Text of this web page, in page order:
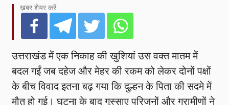
ख़बर शेयर करें
उत्तराखंड में एक निकाह की खुशियां उस वक्त मातम में
बदल गईं जब दहेज और मेहर की रकम को लेकर दोनों पक्षों
के बीच विवाद इतना बढ़ गया कि दुल्हन के पिता की सदमे में
मौत हो गई। घटना के बाद गुस्साए परिजनों और ग्रामीणों ने